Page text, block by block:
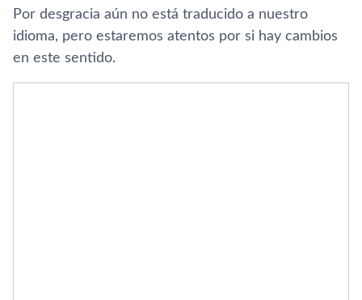
Por desgracia aún no está traducido a nuestro
idioma, pero estaremos atentos por si hay cambios
en este sentido.